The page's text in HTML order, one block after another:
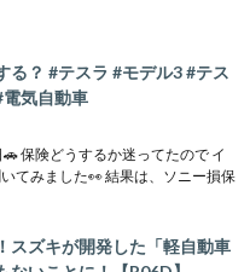
る？ #テスラ #モデル3 #テス
気自動車
保険どうするか迷ってたので イ
てみました👀 結果は、ソニー損保
スズキが開発した「軽自動車